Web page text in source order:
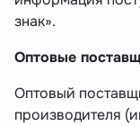
знак».
Оптовые
Оптовый
производителя